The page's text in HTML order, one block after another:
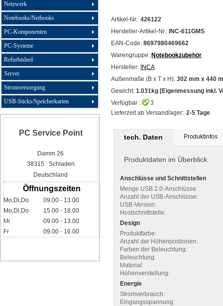
Netzwerk
Notebooks/Netbooks
PC-Komponenten
PC-Systeme
Refurbished
Server
Stromversorgung
USB-Sticks/Speicherkarten
PC Service Point
Damm 26
38315 Schladen
Deutschland
Öffnungszeiten
Mo,Di,Do
09.00 - 13.00
Mo,Di,Do
15.00 - 18.00
Mi
09.00 - 13.00
Fr
09.00 - 16.00
Artikel-Nr.: 426122
Hersteller-Artikel-Nr.: INC-611GMS
EAN-Code: 8697980469662
Warengruppe: Notebookzubehör
Hersteller: INCA
Außenmaße (B x T x H): 302 mm x 440
Gewicht: 1.031kg [Eigenmessung inkl.
Verfügbar :
3
Lieferzeit ab Versandlager: 2-5 Tage
tech. Daten Produktinfos
Produktdaten im Überblick
Anschlüsse und Schnittstellen
Menge USB 2.0-Anschlüsse:
Anzahl der USB-Anschlüsse:
USB-Version:
Hostschnittstelle:
Design
Produktfarbe:
Anzahl der Höhenpostionen:
Farben der Beleuchtung:
Beleuchtung:
Material:
Höhenverstellung:
Energie
Stromverbrauch:
Eingangsspannung: